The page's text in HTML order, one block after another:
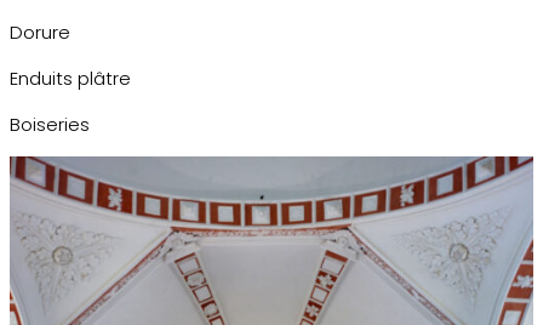
Dorure
Enduits plâtre
Boiseries